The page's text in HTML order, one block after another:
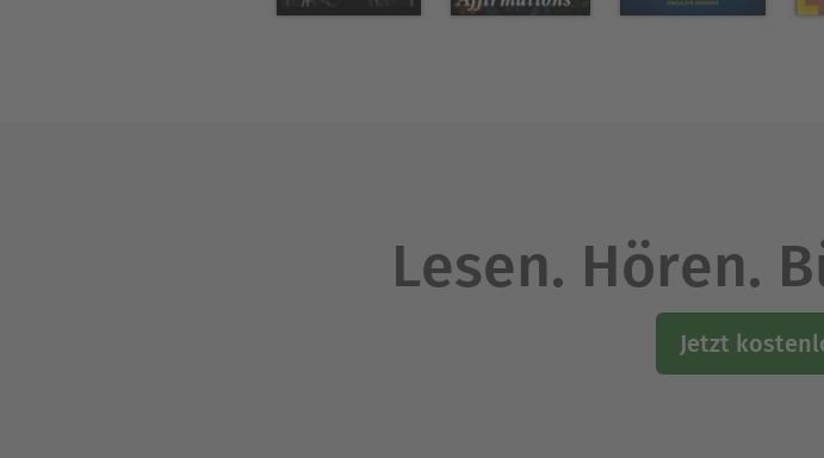
Lesen. Hören.
Jetzt